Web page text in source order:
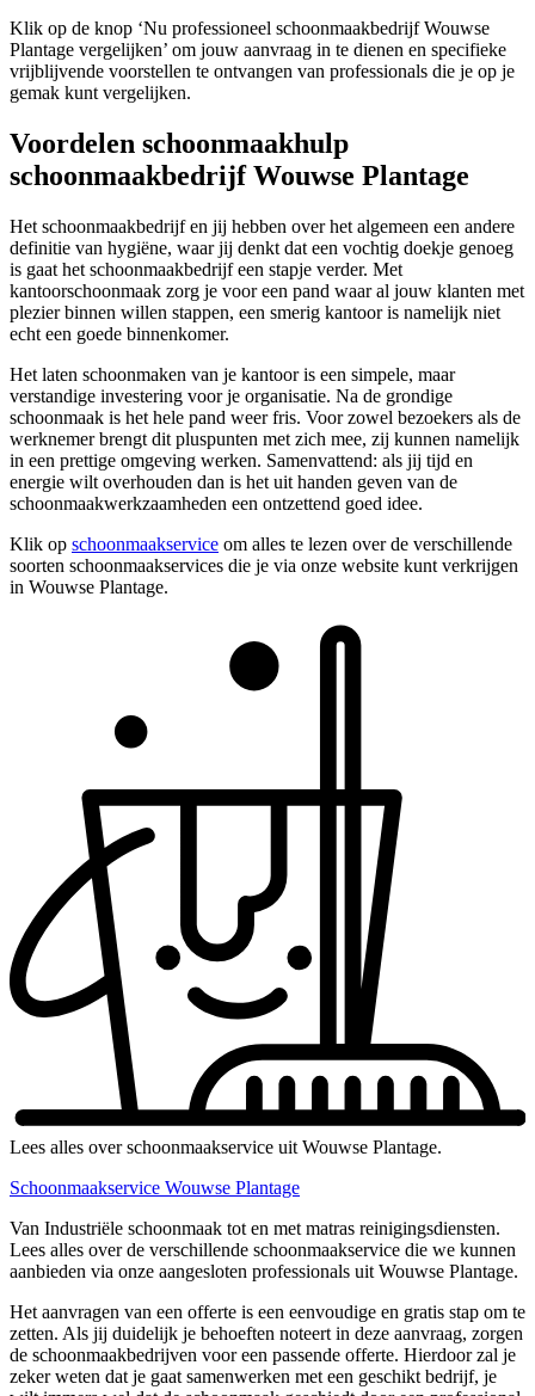
Klik op de knop ‘Nu professioneel schoonmaakbedrijf Wouwse
Plantage vergelijken’ om jouw aanvraag in te dienen en specifieke
vrijblijvende voorstellen te ontvangen van professionals die je op je
gemak kunt vergelijken.
Voordelen schoonmaakhulp
schoonmaakbedrijf Wouwse Plantage
Het schoonmaakbedrijf en jij hebben over het algemeen een andere
definitie van hygiëne, waar jij denkt dat een vochtig doekje genoeg
is gaat het schoonmaakbedrijf een stapje verder. Met
kantoorschoonmaak zorg je voor een pand waar al jouw klanten met
plezier binnen willen stappen, een smerig kantoor is namelijk niet
echt een goede binnenkomer.
Het laten schoonmaken van je kantoor is een simpele, maar
verstandige investering voor je organisatie. Na de grondige
schoonmaak is het hele pand weer fris. Voor zowel bezoekers als de
werknemer brengt dit pluspunten met zich mee, zij kunnen namelijk
in een prettige omgeving werken. Samenvattend: als jij tijd en
energie wilt overhouden dan is het uit handen geven van de
schoonmaakwerkzaamheden een ontzettend goed idee.
Klik op schoonmaakservice om alles te lezen over de verschillende
soorten schoonmaakservices die je via onze website kunt verkrijgen
in Wouwse Plantage.
Lees alles over schoonmaakservice uit Wouwse Plantage.
Schoonmaakservice Wouwse Plantage
Van Industriële schoonmaak tot en met matras reinigingsdiensten.
Lees alles over de verschillende schoonmaakservice die we kunnen
aanbieden via onze aangesloten professionals uit Wouwse Plantage.
Het aanvragen van een offerte is een eenvoudige en gratis stap om te
zetten. Als jij duidelijk je behoeften noteert in deze aanvraag, zorgen
de schoonmaakbedrijven voor een passende offerte. Hierdoor zal je
zeker weten dat je gaat samenwerken met een geschikt bedrijf, je